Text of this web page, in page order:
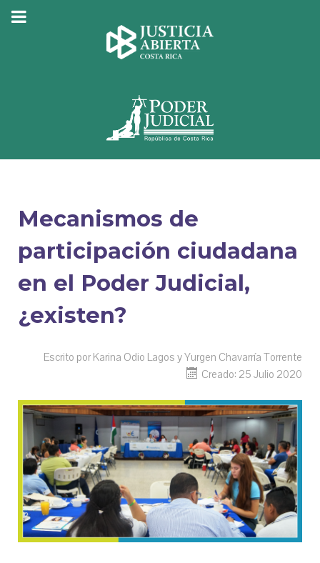
Mecanismos de
participación ciudadana
en el Poder Judicial,
¿existen?
Escrito por Karina Odio Lagos y Yurgen Chavarría Torrente
Creado: 25 Julio 2020